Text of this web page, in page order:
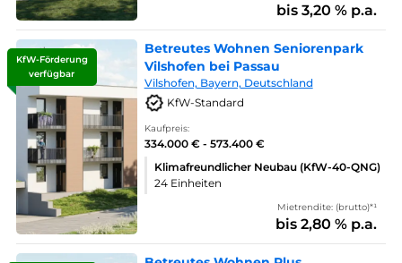
bis 3,20 % p.a.
KfW-Förderung
verfügbar
Betreutes Wohnen Seniorenpark
Vilshofen bei Passau
Vilshofen, Bayern, Deutschland
KfW-Standard
Kaufpreis:
334.000 € - 573.400 €
Klimafreundlicher Neubau (KfW-40-QNG)
24 Einheiten
Mietrendite: (brutto)*¹
bis 2,80 % p.a.